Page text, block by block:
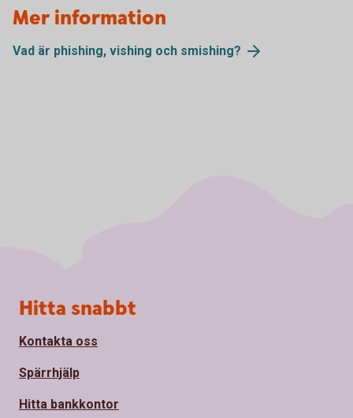
Mer information
Vad är phishing, vishing och smishing?
Sidfot
Hitta snabbt
Kontakta oss
Spärrhjälp
Hitta bankkontor